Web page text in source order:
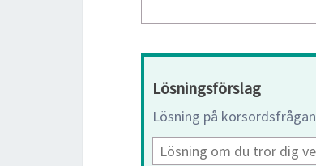
Lösningsförslag
Lösning på korsordsfrågan